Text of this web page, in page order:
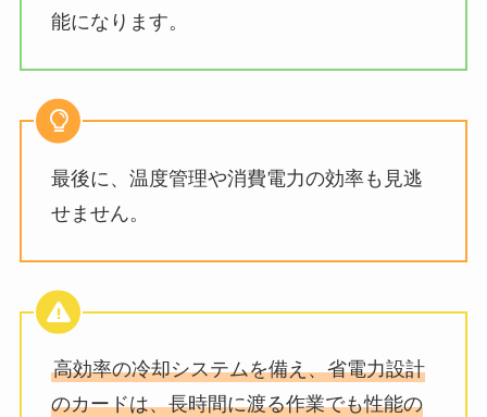
能になります。
最後に、温度管理や消費電力の効率も見逃
せません。
高効率の冷却システムを備え、省電力設計
のカードは、長時間に渡る作業でも性能の